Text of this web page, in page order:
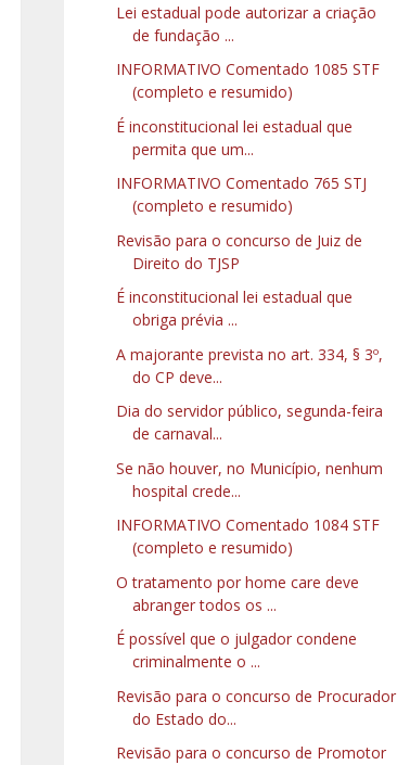
Lei estadual pode autorizar a criação
de fundação ...
INFORMATIVO Comentado 1085 STF
(completo e resumido)
É inconstitucional lei estadual que
permita que um...
INFORMATIVO Comentado 765 STJ
(completo e resumido)
Revisão para o concurso de Juiz de
Direito do TJSP
É inconstitucional lei estadual que
obriga prévia ...
A majorante prevista no art. 334, § 3º,
do CP deve...
Dia do servidor público, segunda-feira
de carnaval...
Se não houver, no Município, nenhum
hospital crede...
INFORMATIVO Comentado 1084 STF
(completo e resumido)
O tratamento por home care deve
abranger todos os ...
É possível que o julgador condene
criminalmente o ...
Revisão para o concurso de Procurador
do Estado do...
Revisão para o concurso de Promotor